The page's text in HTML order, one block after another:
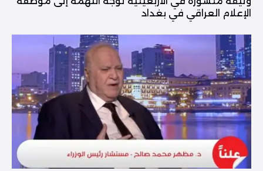
الإعلام العراقي في بغداد